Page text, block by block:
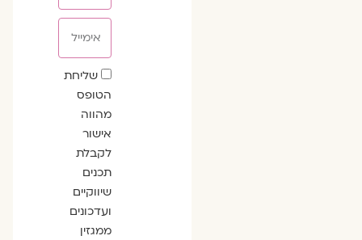
שדה
הסכמה
שליחת
הטופס
מהווה
אישור
לקבלת
תכנים
שיווקיים
ועדכונים
ממגזין